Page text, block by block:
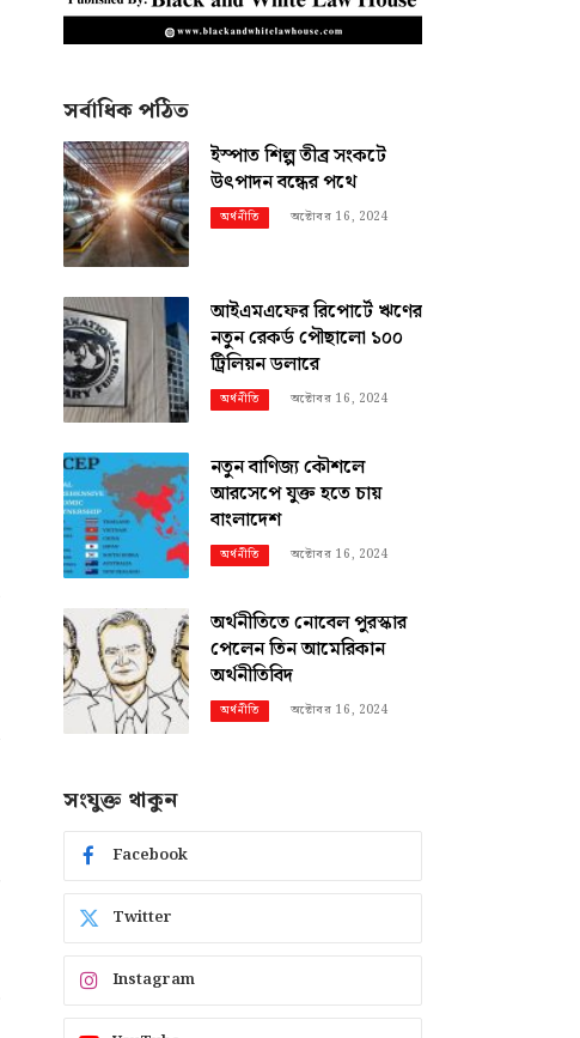
সর্বাধিক পঠিত
ইস্পাত শিল্প তীব্র সংকটে
উৎপাদন বন্ধের পথে
অর্থনীতি অক্টোবর 16, 2024
আইএমএফের রিপোর্টে ঋণের
নতুন রেকর্ড পৌছালো ১০০
ট্রিলিয়ন ডলারে
অর্থনীতি অক্টোবর 16, 2024
নতুন বাণিজ্য কৌশলে
আরসেপে যুক্ত হতে চায়
বাংলাদেশ
অর্থনীতি অক্টোবর 16, 2024
অর্থনীতিতে নোবেল পুরস্কার
পেলেন তিন আমেরিকান
অর্থনীতিবিদ
অর্থনীতি অক্টোবর 16, 2024
সংযুক্ত থাকুন
Facebook
Twitter
Instagram